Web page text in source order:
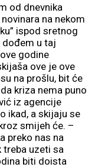
od dnevnika
na nekom
ispod sretnog
dođem u taj
godine
ove je ove
na prošlu, bit će
kriza nema puno
iz agencije
ikad, a skijaju se
smijeh će. –
preko nas na
treba uzeti sa
biti doista